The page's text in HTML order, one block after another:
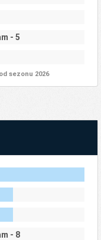
- 5
sezonu 2026
- 8